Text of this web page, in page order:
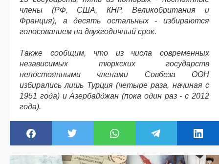
члены (РФ, США, КНР, Великобритания и
Франция), а десять остальных - избираются
голосованием на двухгодичный срок.
Также сообщим, что из числа современных
независимых тюркских государств
непостоянными членами Совбеза ООН
избирались лишь Турция (четыре раза, начиная с
1951 года) и Азербайджан (пока один раз - с 2012
года).